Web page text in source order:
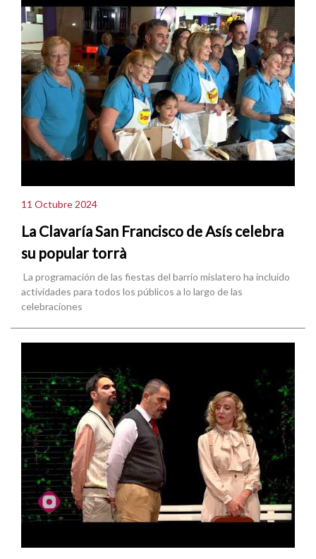
11 Octubre 2024
La Clavaría San Francisco de Asís celebra
su popular torrà
La programación de las fiestas del barrio mislatero ha incluido
actividades para todos los públicos a lo largo de las
celebraciones